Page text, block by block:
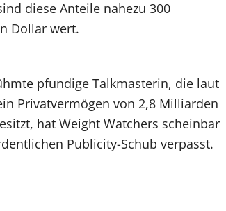
diese Anteile nahezu 300
Dollar wert.
pfundige Talkmasterin, die laut
Privatvermögen von 2,8 Milliarden
hat Weight Watchers scheinbar
Publicity-Schub verpasst.